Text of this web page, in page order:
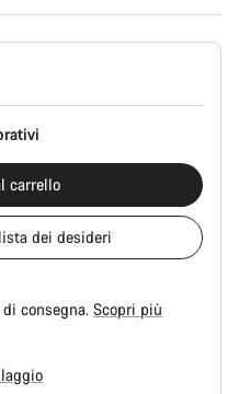
carrello
dei desideri
consegna. Scopri più